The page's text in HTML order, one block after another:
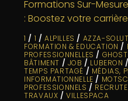
1 / 1 /ALPILLES / AZZA-
FORMATION & EDUCATION /
PROFESSIONNELLES / GHOST
BÂTIMENT / JOB / LUBERON /
TEMPS PARTAGÉ / MÉDIAS,
INFORMATIONNELLE /
PROFESSIONNELS /
TRAVAUX /VILLESPACA